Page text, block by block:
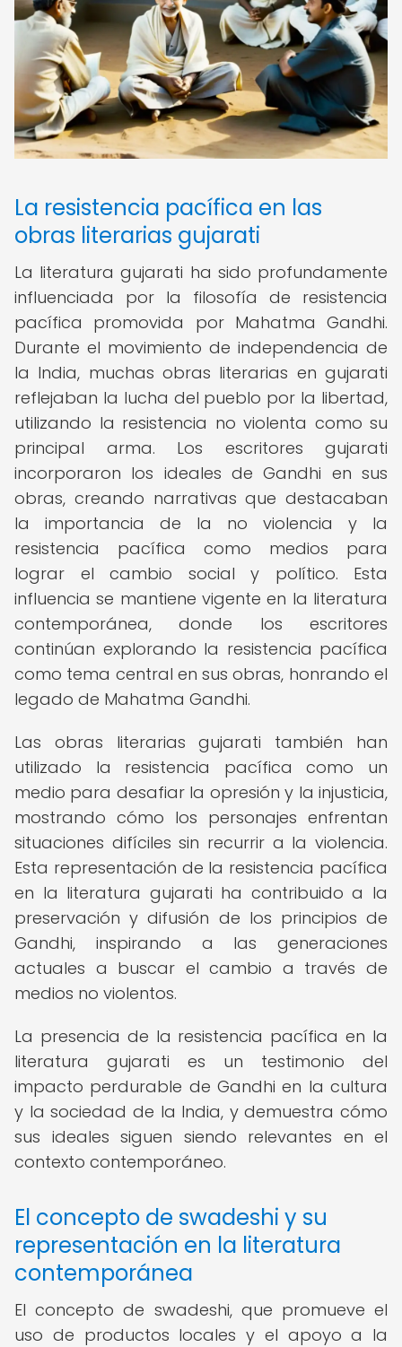
La resistencia pacífica en las
obras literarias gujarati
La literatura gujarati ha sido profundamente
influenciada por la filosofía de resistencia
pacífica promovida por Mahatma Gandhi.
Durante el movimiento de independencia de
la India, muchas obras literarias en gujarati
reflejaban la lucha del pueblo por la libertad,
utilizando la resistencia no violenta como su
principal arma. Los escritores gujarati
incorporaron los ideales de Gandhi en sus
obras, creando narrativas que destacaban
la importancia de la no violencia y la
resistencia pacífica como medios para
lograr el cambio social y político. Esta
influencia se mantiene vigente en la literatura
contemporánea, donde los escritores
continúan explorando la resistencia pacífica
como tema central en sus obras, honrando el
legado de Mahatma Gandhi.
Las obras literarias gujarati también han
utilizado la resistencia pacífica como un
medio para desafiar la opresión y la injusticia,
mostrando cómo los personajes enfrentan
situaciones difíciles sin recurrir a la violencia.
Esta representación de la resistencia pacífica
en la literatura gujarati ha contribuido a la
preservación y difusión de los principios de
Gandhi, inspirando a las generaciones
actuales a buscar el cambio a través de
medios no violentos.
La presencia de la resistencia pacífica en la
literatura gujarati es un testimonio del
impacto perdurable de Gandhi en la cultura
y la sociedad de la India, y demuestra cómo
sus ideales siguen siendo relevantes en el
contexto contemporáneo.
El concepto de swadeshi y su
representación en la literatura
contemporánea
El concepto de swadeshi, que promueve el
uso de productos locales y el apoyo a la